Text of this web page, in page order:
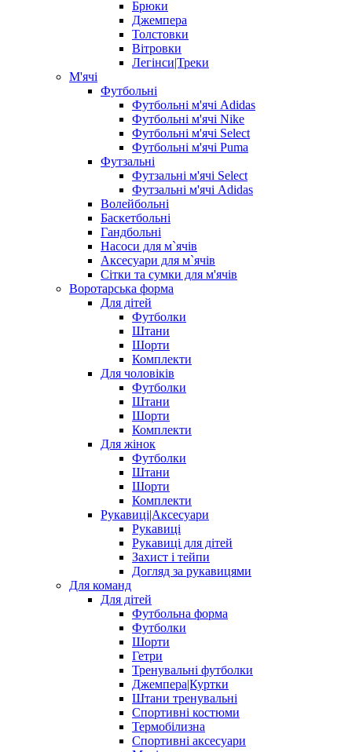
Брюки
Джемпера
Толстовки
Вітровки
Легінси|Треки
М'ячі
Футбольні
Футбольні м'ячі Adidas
Футбольні м'ячі Nike
Футбольні м'ячі Select
Футбольні м'ячі Puma
Футзальні
Футзальні м'ячі Select
Футзальні м'ячі Adidas
Волейбольні
Баскетбольні
Гандбольні
Насоси для м`ячів
Аксесуари для м`ячів
Сітки та сумки для м'ячів
Воротарська форма
Для дітей
Футболки
Штани
Шорти
Комплекти
Для чоловіків
Футболки
Штани
Шорти
Комплекти
Для жінок
Футболки
Штани
Шорти
Комплекти
Рукавиці|Аксесуари
Рукавиці
Рукавиці для дітей
Захист і тейпи
Догляд за рукавицями
Для команд
Для дітей
Футбольна форма
Футболки
Шорти
Гетри
Тренувальні футболки
Джемпера|Куртки
Штани тренувальні
Спортивні костюми
Термобілизна
Спортивні аксесуари